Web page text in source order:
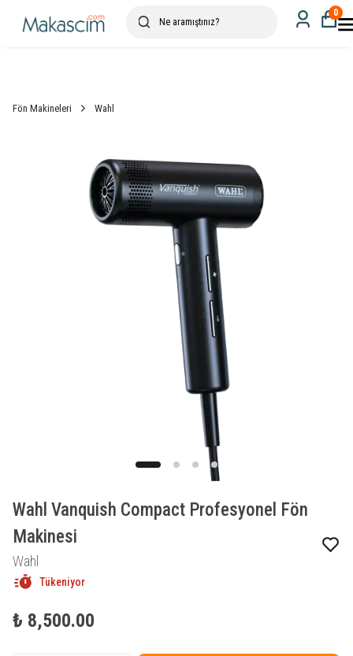
0
Fön Makineleri Wahl
Wahl
Wahl Vanquish Compact Profesyonel Fön
Makinesi
Tükeniyor
₺ 8,500.00